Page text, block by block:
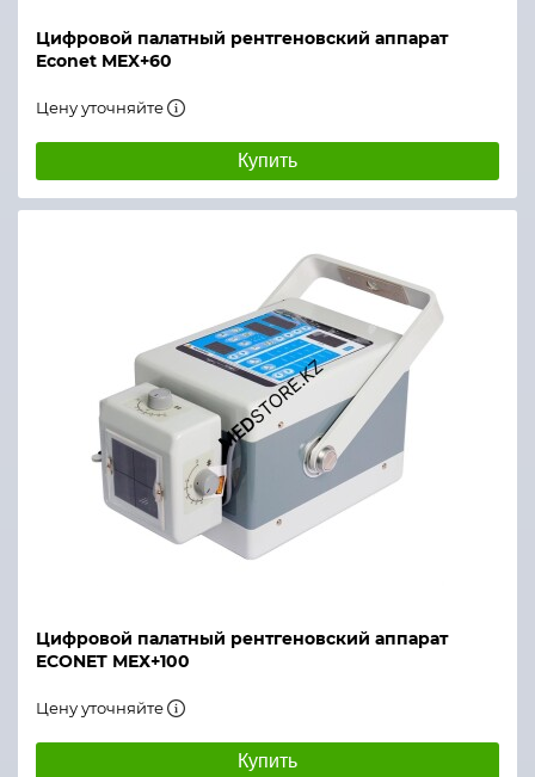
Цифровой палатный рентгеновский аппарат
Econet MEX+60
Цену уточняйте
Купить
Цифровой палатный рентгеновский аппарат
ECONET МЕХ+100
Цену уточняйте
Купить